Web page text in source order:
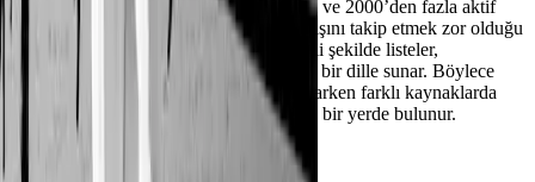
Türkiye’de 70’in üzerinde ödül programı ve 2000’den fazla aktif
kampanya bulunuyor. Bu yoğun bilgi akışını takip etmek zor olduğu
için Kampania, tüm kampanyaları düzenli şekilde listeler,
açıklamalar ve koşullarla birlikte anlaşılır bir dille sunar. Böylece
kullanıcılar kredi kartı kampanyalarını ararken farklı kaynaklarda
dolaşmak zorunda kalmaz; tüm içerik tek bir yerde bulunur.